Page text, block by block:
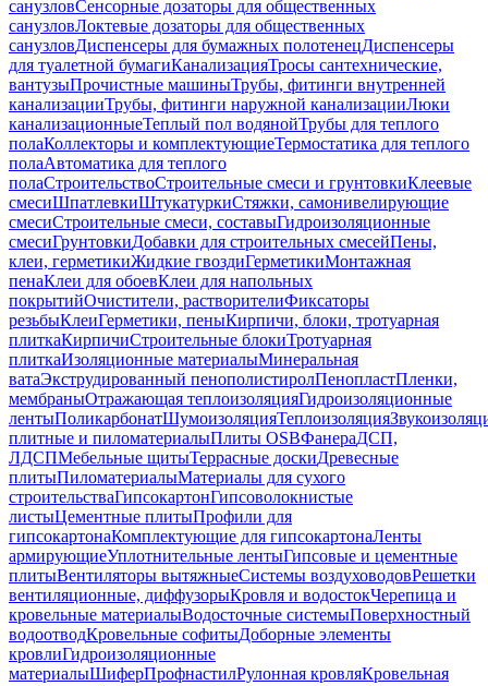
санузловСенсорные дозаторы для общественных
санузловЛоктевые дозаторы для общественных
санузловДиспенсеры для бумажных полотенецДиспенсеры
для туалетной бумагиКанализацияТросы сантехнические,
вантузыПрочистные машиныТрубы, фитинги внутренней
канализацииТрубы, фитинги наружной канализацииЛюки
канализационныеТеплый пол водянойТрубы для теплого
полаКоллекторы и комплектующиеТермостатика для теплого
полаАвтоматика для теплого
полаСтроительствоСтроительные смеси и грунтовкиКлеевые
смесиШпатлевкиШтукатуркиСтяжки, самонивелирующие
смесиСтроительные смеси, составыГидроизоляционные
смесиГрунтовкиДобавки для строительных смесейПены,
клеи, герметикиЖидкие гвоздиГерметикиМонтажная
пенаКлеи для обоевКлеи для напольных
покрытийОчистители, растворителиФиксаторы
резьбыКлеиГерметики, пеныКирпичи, блоки, тротуарная
плиткаКирпичиСтроительные блокиТротуарная
плиткаИзоляционные материалыМинеральная
ватаЭкструдированный пенополистиролПенопластПленки,
мембраныОтражающая теплоизоляцияГидроизоляционные
лентыПоликарбонатШумоизоляцияТеплоизоляция
плитные и пиломатериалыПлиты OSBФанераДСП,
ЛДСПМебельные щитыТеррасные доскиДревесные
плитыПиломатериалыМатериалы для сухого
строительстваГипсокартонГипсоволокнистые
листыЦементные плитыПрофили для
гипсокартонаКомплектующие для гипсокартонаЛенты
армирующиеУплотнительные лентыГипсовые и цементные
плитыВентиляторы вытяжныеСистемы воздуховодовРешетки
вентиляционные, диффузорыКровля и водостокЧерепица и
кровельные материалыВодосточные системыПоверхностный
водоотводКровельные софитыДоборные элементы
кровлиГидроизоляционные
материалыШиферПрофнастилРулонная кровляКровельная